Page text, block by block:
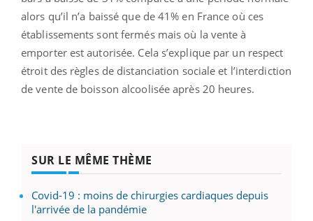
alors qu’il n’a baissé que de 41% en France où ces
établissements sont fermés mais où la vente à
emporter est autorisée. Cela s’explique par un respect
étroit des règles de distanciation sociale et l’interdiction
de vente de boisson alcoolisée après 20 heures.
SUR LE MÊME THÈME
Covid-19 : moins de chirurgies cardiaques depuis
l'arrivée de la pandémie